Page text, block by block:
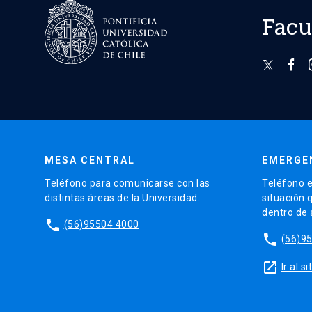
MESA CENTRAL
Teléfono para comunicarse con las
distintas áreas de la Universidad.
phone (56)95504 4000
Teléfono
situación
dentro de
phone
launch Ir al